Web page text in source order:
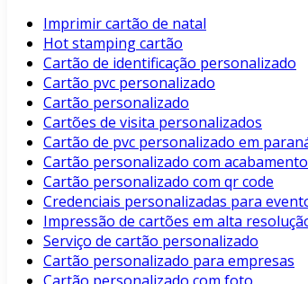
Imprimir cartão de natal
Hot stamping cartão
Cartão de identificação personalizado
Cartão pvc personalizado
Cartão personalizado
Cartões de visita personalizados
Cartão de pvc personalizado em
Cartão personalizado com
Cartão personalizado com qr code
Credenciais personalizadas para
Impressão de cartões em alta
Serviço de cartão personalizado
Cartão personalizado para empresas